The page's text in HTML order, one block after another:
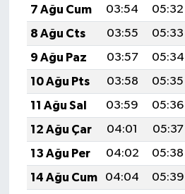
7 Ağu Cum
03:54 05:32
8 Ağu Cts
03:55 05:33
9 Ağu Paz
03:57 05:34
10 Ağu Pts
03:58 05:35
11 Ağu Sal
03:59 05:36
12 Ağu Çar
04:01 05:37
13 Ağu Per
04:02 05:38
14 Ağu Cum
04:04 05:39